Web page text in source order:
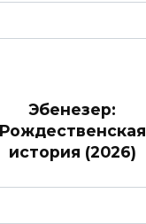
Эбенезер:
история (2026)